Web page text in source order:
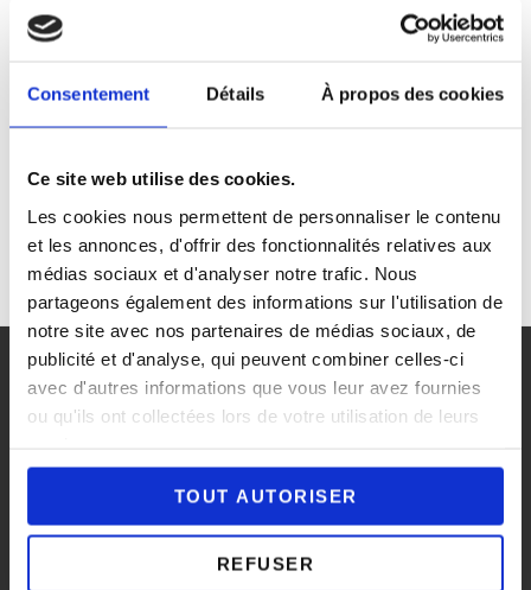
Consentement Détails À propos des cookies
Ce site web utilise des cookies.
Les cookies nous permettent de personnaliser le contenu
et les annonces, d'offrir des fonctionnalités relatives aux
médias sociaux et d'analyser notre trafic. Nous
partageons également des informations sur l'utilisation de
notre site avec nos partenaires de médias sociaux, de
publicité et d'analyse, qui peuvent combiner celles-ci
avec d'autres informations que vous leur avez fournies
ou qu'ils ont collectées lors de votre utilisation de leurs
TOUT AUTORISER
REFUSER
Centre Musical aura lieu le mercredi 2 octobre dès
9h (piano) et le samedi 5 octobre dès 9h (piano &
LIRE LA SUITE
COURS
POSTED-
ON
13 SEPTEMBRE 2024
LINE
CENTRE MUSICAL SD
L’association
Actualités